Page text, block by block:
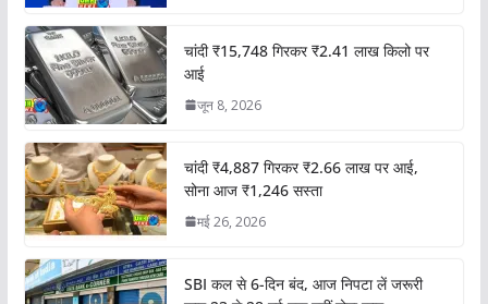
चांदी ₹15,748 गिरकर ₹2.41 लाख किलो पर
आई
जून 8, 2026
चांदी ₹4,887 गिरकर ₹2.66 लाख पर आई,
सोना आज ₹1,246 सस्ता
मई 26, 2026
SBI कल से 6-दिन बंद, आज निपटा लें जरूरी